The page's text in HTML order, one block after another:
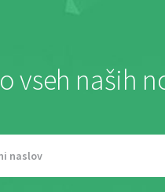
o vseh naših